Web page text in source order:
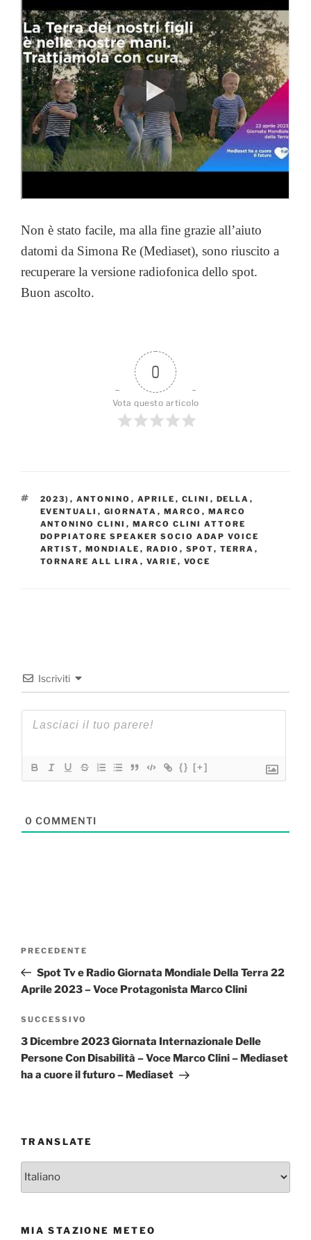
Non è stato facile, ma alla fine grazie all’aiuto
datomi da Simona Re (Mediaset), sono riuscito a
recuperare la versione radiofonica dello spot.
Buon ascolto.
0
Vota questo articolo
TAG
2023) , ANTONINO , APRILE , CLINI , DELLA ,
EVENTUALI , GIORNATA , MARCO , MARCO
ANTONINO CLINI , MARCO CLINI ATTORE
DOPPIATORE SPEAKER SOCIO ADAP VOICE
ARTIST, MONDIALE , RADIO , SPOT, TERRA ,
TORNARE ALL LIRA , VARIE , VOCE
Iscriviti
{} [+]
0 COMMENTI
Articolo
precedente:
PRECEDENTE
Spot Tv e Radio Giornata Mondiale Della Terra 22
Aprile 2023 – Voce Protagonista Marco Clini
Articolo
successivo
SUCCESSIVO
3 Dicembre 2023 Giornata Internazionale Delle
Persone Con Disabilità – Voce Marco Clini – Mediaset
ha a cuore il futuro – Mediaset
TRANSLATE
MIA STAZIONE METEO